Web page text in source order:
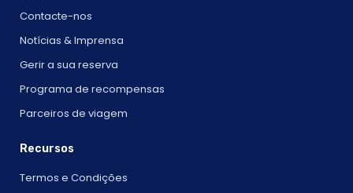
Contacte-nos
Notícias & Imprensa
Gerir a sua reserva
Programa de recompensas
Parceiros de viagem
Recursos
Termos e Condições